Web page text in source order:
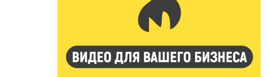
129
От Твери до Москвы: выставка художника
6 Авг 2026 14:55 119